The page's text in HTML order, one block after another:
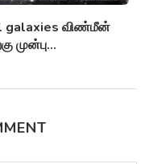
galaxies விண்மீன்
முன்பு...